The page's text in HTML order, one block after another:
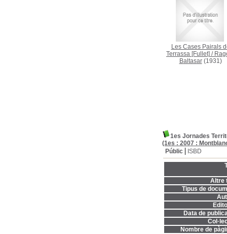
Les Cases Pairals
Terrassa [Fullet] /
Baltasar(1931)
1es Jornades
(1es : 2007 :
Públic
ISBD
Altre
Tipus de
Data de
Nombre de